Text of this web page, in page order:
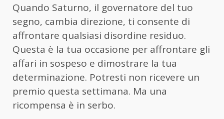
Quando Saturno, il governatore del tuo
segno, cambia direzione, ti consente di
affrontare qualsiasi disordine residuo.
Questa è la tua occasione per affrontare gli
affari in sospeso e dimostrare la tua
determinazione. Potresti non ricevere un
premio questa settimana. Ma una
ricompensa è in serbo.